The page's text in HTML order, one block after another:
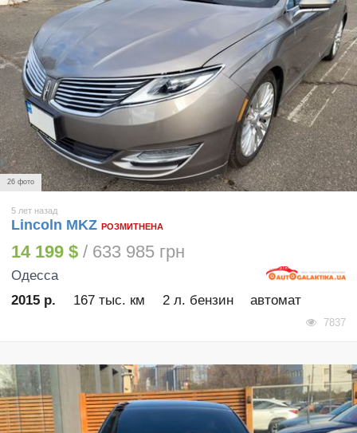
26 фото
5 лет назад
Lincoln MKZ РОЗМИТНЕНА
14 199 $ / 633 985 грн
Одесса
2015 р.
167 тыс. км 2 л. бензин автомат
7837